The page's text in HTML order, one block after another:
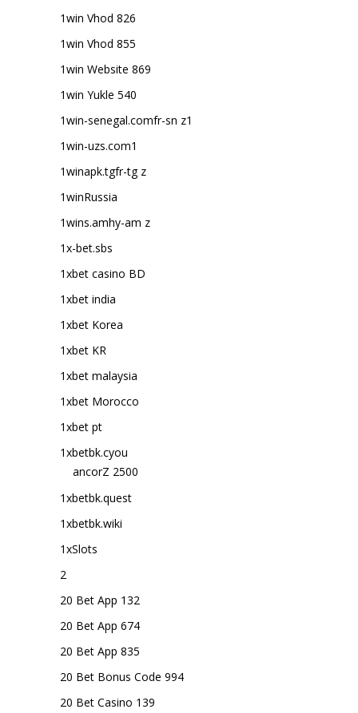
1win Vhod 826
1win Vhod 855
1win Website 869
1win Yukle 540
1win-senegal.comfr-sn z1
1win-uzs.com1
1winapk.tgfr-tg z
1winRussia
1wins.amhy-am z
1x-bet.sbs
1xbet casino BD
1xbet india
1xbet Korea
1xbet KR
1xbet malaysia
1xbet Morocco
1xbet pt
1xbetbk.cyou
ancorZ 2500
1xbetbk.quest
1xbetbk.wiki
1xSlots
2
20 Bet App 132
20 Bet App 674
20 Bet App 835
20 Bet Bonus Code 994
20 Bet Casino 139